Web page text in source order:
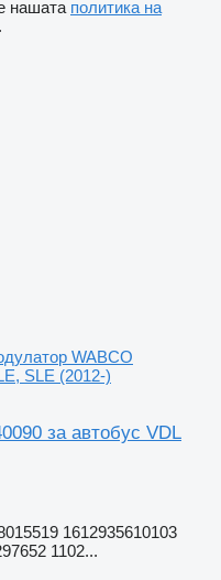
нашата политика на
.
WABCO
SLE (2012-)
за автобус VDL
1612935610103
1102...